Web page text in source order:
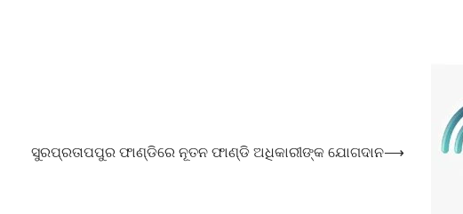
ସୁରପ୍ରତାପପୁର ଫାଣ୍ଡିରେ ନୂତନ ଫାଣ୍ଡି ଅଧିକାରୀଙ୍କ ଯୋଗଦାନ⟶